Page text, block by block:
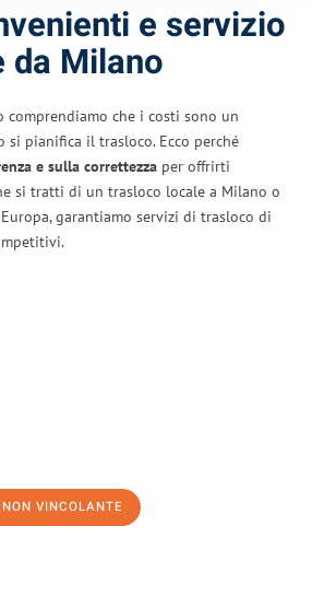
e servizio
da Milano
comprendiamo che i costi sono un
si pianifica il trasloco. Ecco perché
e sulla correttezza per offrirti
si tratti di un trasloco locale a Milano o
garantiamo servizi di trasloco di
VINCOLANTE